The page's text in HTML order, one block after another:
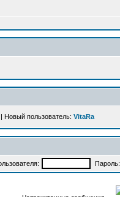
| Новый пользователь: VitaRa
Пароль: